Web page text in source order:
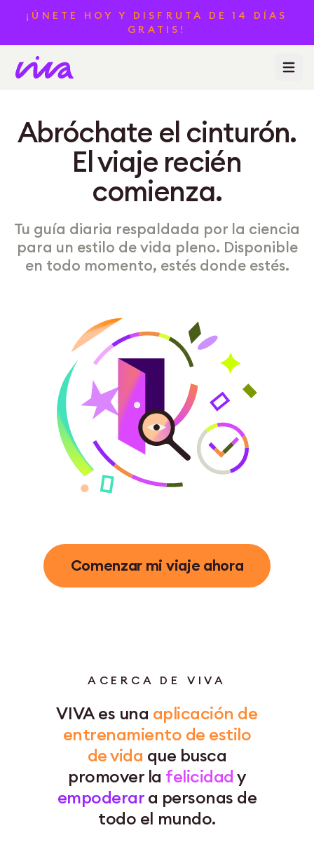
¡ÚNETE HOY Y DISFRUTA DE 14 DÍAS
GRATIS!
Abrir
Abróchate el cinturón.
El viaje recién
comienza.
Tu guía diaria respaldada por la ciencia
para un estilo de vida pleno. Disponible
en todo momento, estés donde estés.
Comenzar mi viaje ahora
ACERCA DE VIVA
VIVA es una aplicación de
entrenamiento de estilo
de vida que busca
promover la felicidad y
empoderara personas de
todo el mundo.